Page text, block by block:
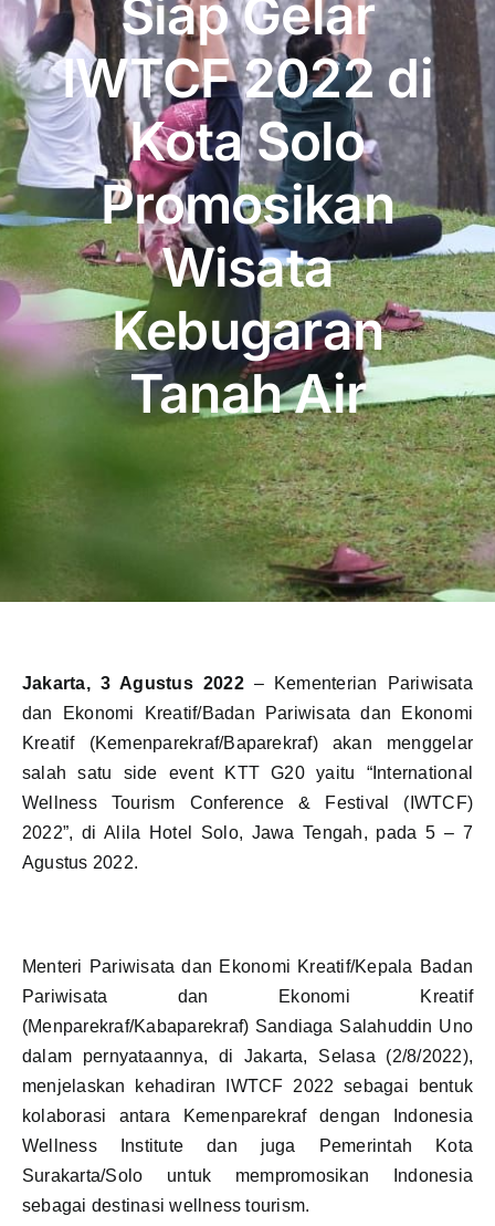
Publikasi
Peta Wisata
BLU
Siap Gelar
IWTCF 2022 di
Kota Solo
Promosikan
Wisata
Kebugaran
Tanah Air
Jakarta, 3 Agustus 2022– Kementerian Pariwisata
dan Ekonomi Kreatif/Badan Pariwisata dan Ekonomi
Kreatif (Kemenparekraf/Baparekraf) akan menggelar
salah satu side event KTT G20 yaitu “International
Wellness Tourism Conference & Festival (IWTCF)
2022”, di Alila Hotel Solo, Jawa Tengah, pada 5 – 7
Agustus 2022.
Menteri Pariwisata dan Ekonomi Kreatif/Kepala Badan
Pariwisata dan Ekonomi Kreatif
(Menparekraf/Kabaparekraf) Sandiaga Salahuddin Uno
dalam pernyataannya, di Jakarta, Selasa (2/8/2022),
menjelaskan kehadiran IWTCF 2022 sebagai bentuk
kolaborasi antara Kemenparekraf dengan Indonesia
Wellness Institute dan juga Pemerintah Kota
Surakarta/Solo untuk mempromosikan Indonesia
sebagai destinasi wellness tourism.